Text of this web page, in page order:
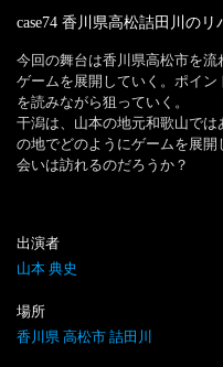
case74 香川県高松詰田川のリ
今回の舞台は香川県高松市を
ゲームを展開していく。ポイ
を読みながら狙っていく。
干潟は、山本の地元和歌山で
の地でどのようにゲームを展
会いは訪れるのだろうか？
出演者
山本 典史
場所
香川県 高松市 詰田川